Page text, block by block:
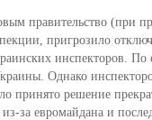
правительство (при
пригрозило
инспекторов.
Однако
решение
из-за евромайдана и